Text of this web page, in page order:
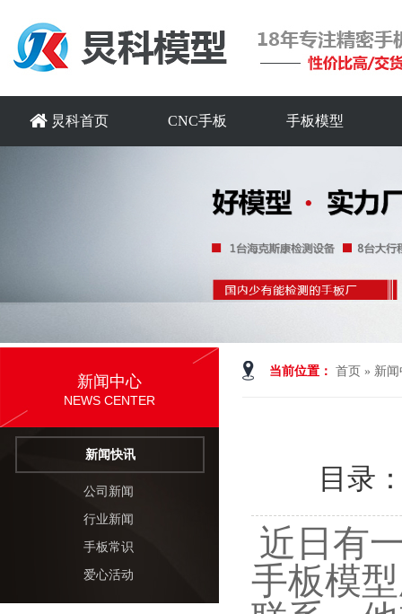
炅科首页 CNC手板 手板模型
当前位置： 首页 » 新
目录
近日有
手板模
新闻中心
NEWS CENTER
新闻快讯
公司新闻
行业新闻
手板常识
爱心活动